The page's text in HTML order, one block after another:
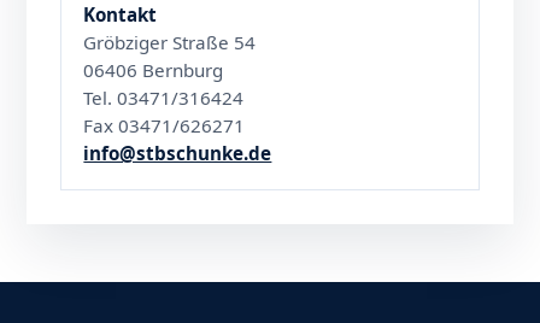
Kontakt
Gröbziger Straße 54
06406 Bernburg
Tel. 03471/316424
Fax 03471/626271
info@stbschunke.de